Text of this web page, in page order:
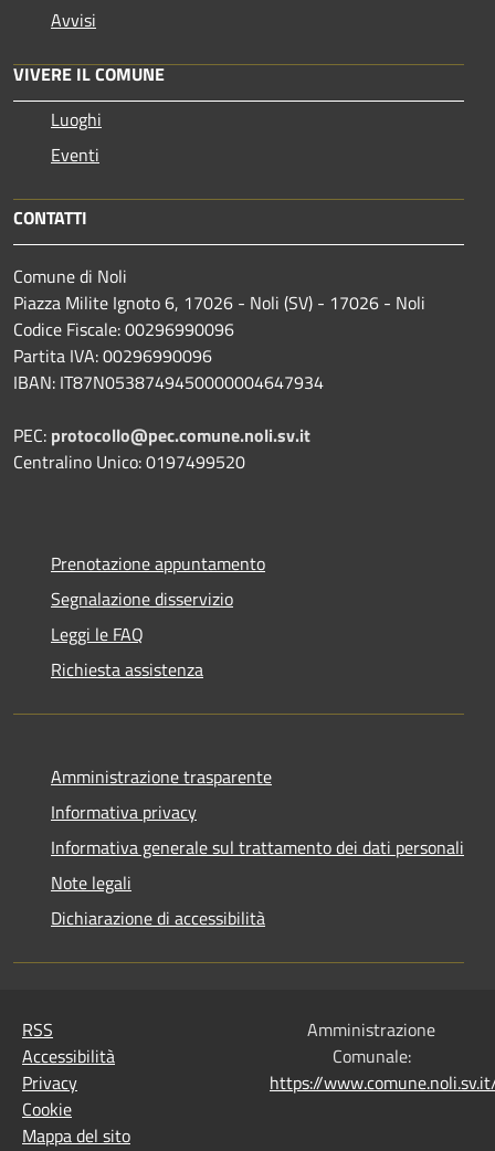
Avvisi
VIVERE IL COMUNE
Luoghi
Eventi
CONTATTI
Comune di Noli
Piazza Milite Ignoto 6, 17026 - Noli (SV) - 17026 - Noli
Codice Fiscale: 00296990096
Partita IVA: 00296990096
IBAN: IT87N0538749450000004647934
PEC: protocollo@pec.comune.noli.sv.it
Centralino Unico: 0197499520
Prenotazione appuntamento
Segnalazione disservizio
Leggi le FAQ
Richiesta assistenza
Amministrazione trasparente
Informativa privacy
Informativa generale sul trattamento dei dati personali
Note legali
Dichiarazione di accessibilità
RSS
Accessibilità
Privacy
Cookie
Mappa del sito
Amministrazione
Comunale:
https://